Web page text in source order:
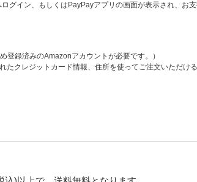
グイン、もしくはPayPayアプリの画面が表示され、お支
登録済みのAmazonアカウントが必要です。）
たクレジットカード情報、住所を使ってご注文いただける